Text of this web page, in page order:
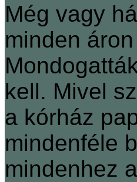
Még vagy
minden
kell. Mivel
a kórház
mindenféle
mindenhez